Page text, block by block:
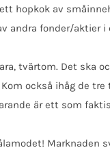
hopkok av
andra fonder/aktier i
tvärtom. Det ska
också ihåg de
är ett som
Marknaden